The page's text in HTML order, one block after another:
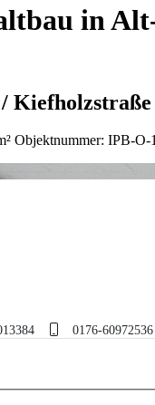
in
Objektnummer: IPB-O-
0176-60972536